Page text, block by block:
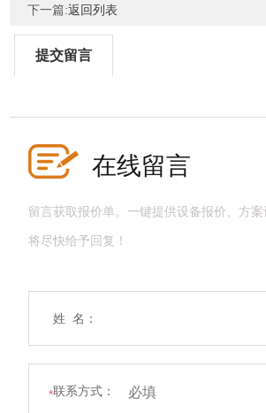
下一篇:返回列表
提交留言
在线留言
留言获取报价单。一键提供设备报价、方
将尽快给予回复！
姓 名：
*联系方式：